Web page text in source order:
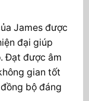
James được
đại giúp
Đạt được âm
gian tốt
bộ đáng